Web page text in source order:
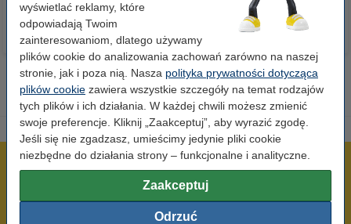
wyświetlać reklamy, które
odpowiadają Twoim
zainteresowaniom, dlatego używamy
plików cookie do analizowania zachowań zarówno na naszej
stronie, jak i poza nią. Nasza polityka prywatności dotycząca
plików cookie zawiera wszystkie szczegóły na temat rodzajów
tych plików i ich działania. W każdej chwili możesz zmienić
swoje preferencje. Kliknij „Zaakceptuj”, aby wyrazić zgodę.
Jeśli się nie zgadzasz, umieścimy jedynie pliki cookie
niezbędne do działania strony – funkcjonalne i analityczne.
Zaakceptuj
Odrzuć
600 tysięcy zadowolonych klientów